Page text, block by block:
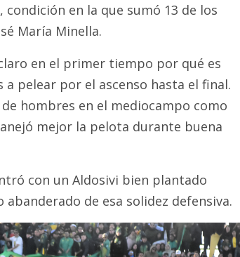
en la que sumó 13 de los
María Minella.
en el primer tiempo por qué es
pelear por el ascenso hasta el final.
hombres en el mediocampo como
mejor la pelota durante buena
con un Aldosivi bien plantado
abanderado de esa solidez defensiva.